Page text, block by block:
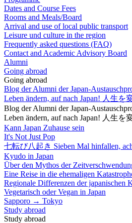
Dates and Course Fees
Rooms and Meals/Board
Arrival and use of local public transport
Leisure und culture in the region
Frequently asked questions (FAQ)
Contact and Academic Advisory Board
Alumni
Going abroad
Going abroad
Blog der Alumni der Japan-
Leben ändern, auf nach Japan! 人生
Blog der Alumni der Japan-
Leben ändern, auf nach Japan! 人生
Kann Japan Zuhause sein
It's Not Just Pop
七転び八起き Sieben Mal hinfallen,
Kyudo in Japan
Über den Mythos der
Eine Reise in die ehemaligen
Regionale Differenzen der japanischen
Vegetarisch oder Vegan in Japan
Sapporo → Tokyo
Study abroad
Study abroad